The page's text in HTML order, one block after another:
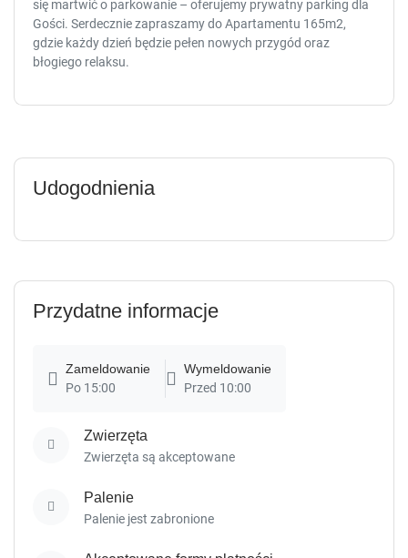
komfortowy i niezapomniany. A przed wyjazdem nie trzeba
się martwić o parkowanie – oferujemy prywatny parking dla
Gości. Serdecznie zapraszamy do Apartamentu 165m2,
gdzie każdy dzień będzie pełen nowych przygód oraz
Zameldowanie
Wymeldowanie
Zwierzęta
Palenie